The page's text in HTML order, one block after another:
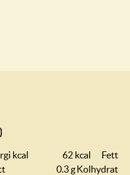
kcal 62 kcal
Fett
0.3 gKolhydrat